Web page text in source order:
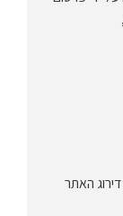
האתר